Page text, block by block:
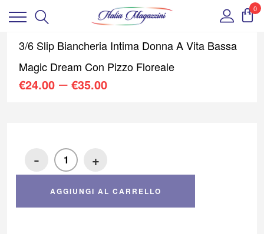
0
3/6 Slip Biancheria Intima Donna A Vita Bassa
Magic Dream Con Pizzo Floreale
€24.00 – €35.00
- +
AGGIUNGI AL CARRELLO